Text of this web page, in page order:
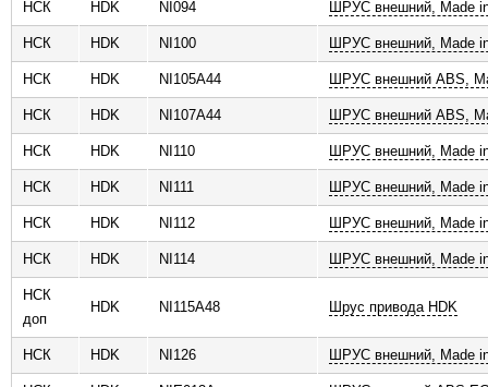
НСК HDK NI094 ШРУС внешний, Made
НСК HDK NI100 ШРУС внешний, Made
НСК HDK NI105A44 ШРУС внешний ABS,
НСК HDK NI107A44 ШРУС внешний ABS,
НСК HDK NI110 ШРУС внешний, Made
НСК HDK NI111 ШРУС внешний, Made
НСК HDK NI112 ШРУС внешний, Made
НСК HDK NI114 ШРУС внешний, Made
НСК
доп
HDK NI115A48 Шрус привода HDK
НСК HDK NI126 ШРУС внешний, Made